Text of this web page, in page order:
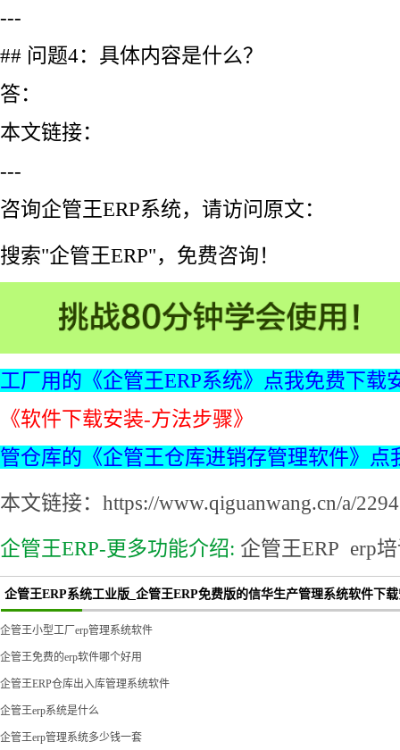
---
## 问题4：具体内容是什么？
答：
本文链接：
---
咨询企管王ERP系统，请访问原文：
搜索"企管王ERP"，免费咨询！
工厂用的《企管王ERP系统》点我免费下载
《软件下载安装-方法步骤》
管仓库的《企管王仓库进销存管理软件》点
本文链接：https://www.qiguanwang.cn/a/
企管王ERP-更多功能介绍: 企管王ERP erp
企管王ERP系统工业版_企管王ERP免费版的信华生产管理系统软件下
企管王小型工厂erp管理系统软件
企管王免费的erp软件哪个好用
企管王ERP仓库出入库管理系统软件
企管王erp系统是什么
企管王erp管理系统多少钱一套